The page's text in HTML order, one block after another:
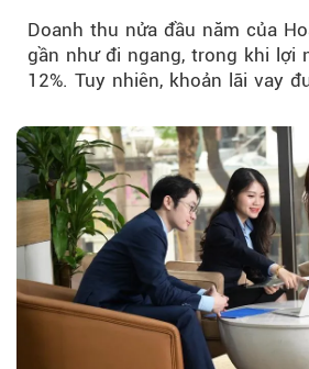
Doanh thu nửa đầu năm của
gần như đi ngang, trong khi lợi
12%. Tuy nhiên, khoản lãi vay